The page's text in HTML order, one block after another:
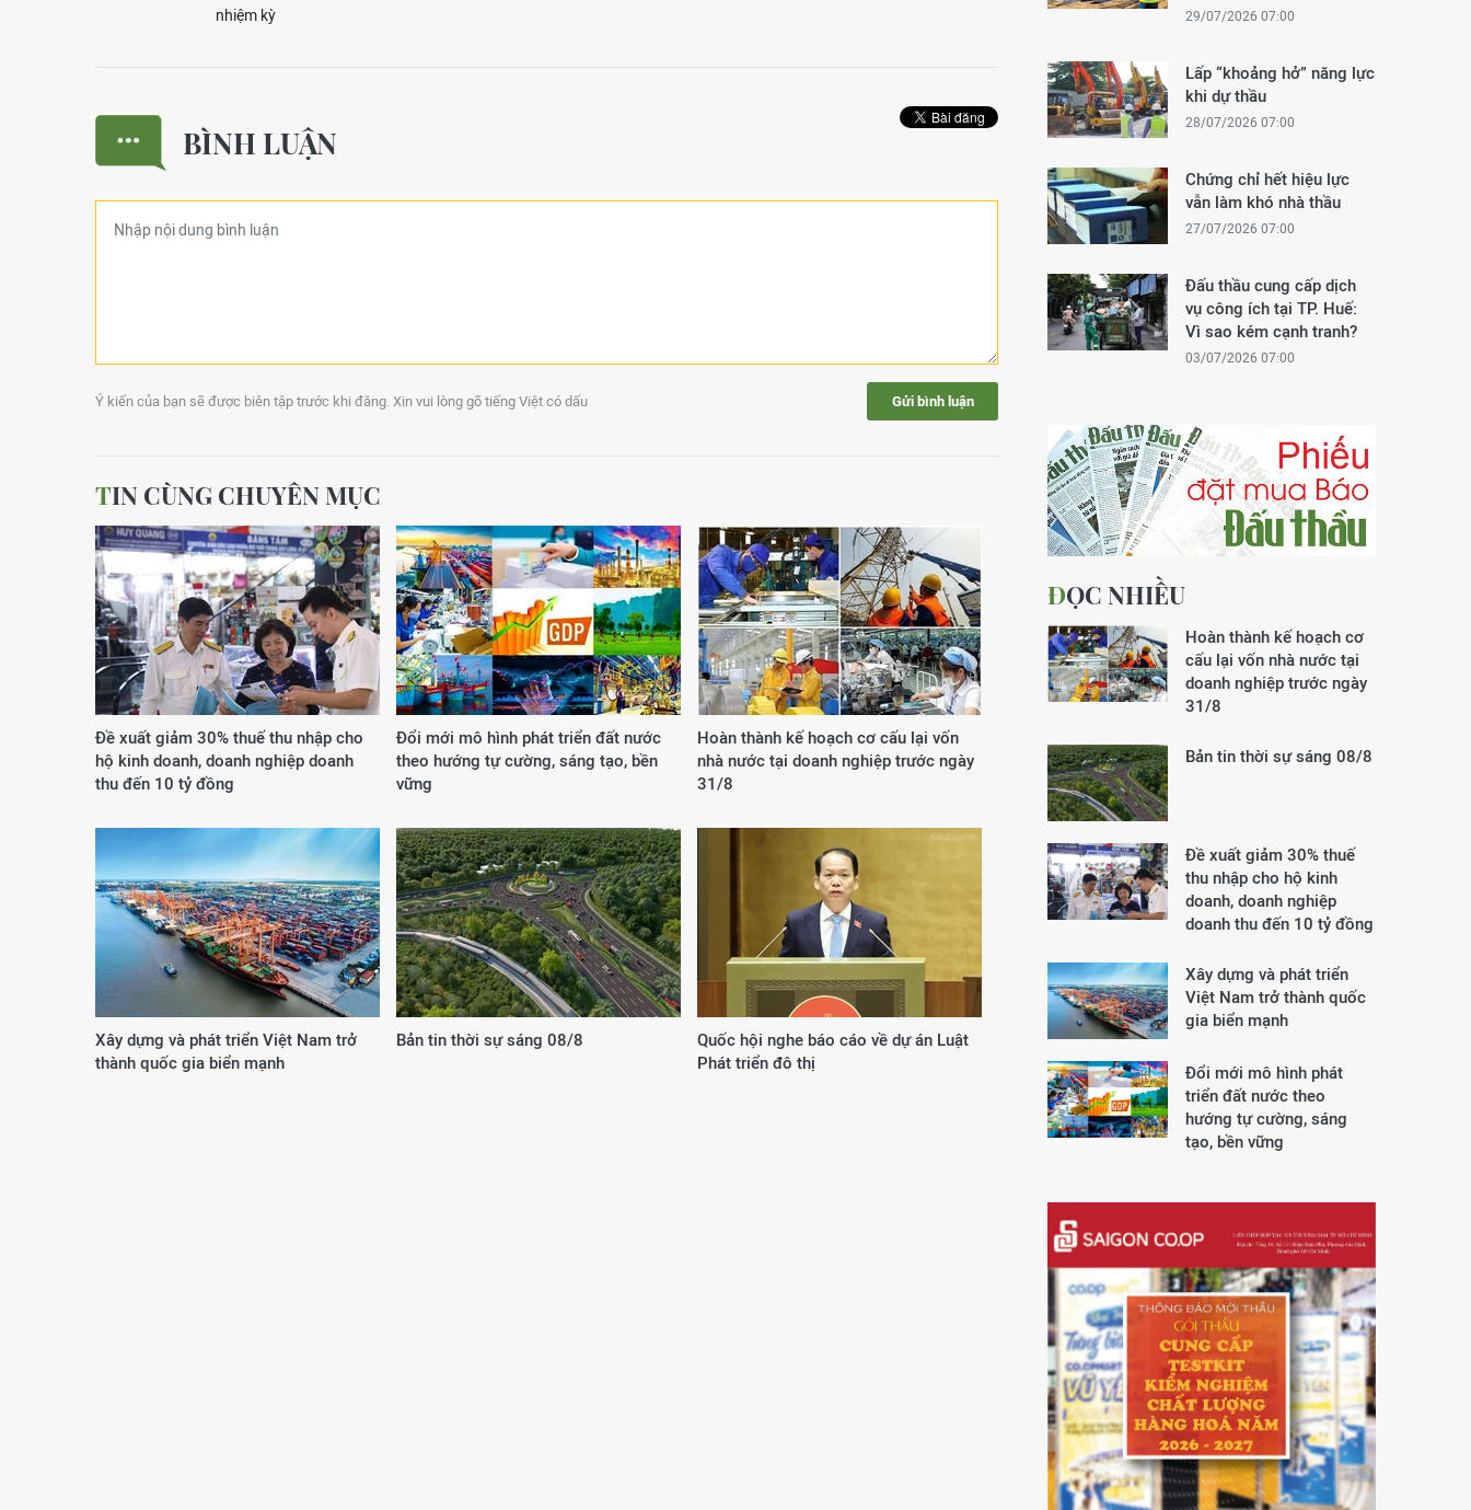
nhiệm kỳ
BÌNH LUẬN
Ý kiến của bạn sẽ được biên tập trước khi đăng. Xin vui lòng gõ tiếng Việt có dấu Gửi bình luận
TIN CÙNG CHUYÊN MỤC
Đề xuất giảm 30% thuế thu nhập cho
hộ kinh doanh, doanh nghiệp doanh
thu đến 10 tỷ đồng
Đổi mới mô hình phát triển đất nước
theo hướng tự cường, sáng tạo, bền
vững
Hoàn thành kế hoạch cơ cấu lại vốn
nhà nước tại doanh nghiệp trước ngày
31/8
Xây dựng và phát triển Việt Nam trở
thành quốc gia biển mạnh
Bản tin thời sự sáng 08/8
Quốc hội nghe báo cáo về dự án Luật
Phát triển đô thị
29/07/2026 07:00
Lấp “khoảng hở” năng lực
khi dự thầu
28/07/2026 07:00
Chứng chỉ hết hiệu lực
vẫn làm khó nhà thầu
27/07/2026 07:00
Đấu thầu cung cấp dịch
vụ công ích tại TP. Huế:
Vì sao kém cạnh tranh?
03/07/2026 07:00
ĐỌC NHIỀU
Hoàn thành kế hoạch cơ
cấu lại vốn nhà nước tại
doanh nghiệp trước ngày
31/8
Bản tin thời sự sáng 08/8
Đề xuất giảm 30% thuế
thu nhập cho hộ kinh
doanh, doanh nghiệp
doanh thu đến 10 tỷ đồng
Xây dựng và phát triển
Việt Nam trở thành quốc
gia biển mạnh
Đổi mới mô hình phát
triển đất nước theo
hướng tự cường, sáng
tạo, bền vững